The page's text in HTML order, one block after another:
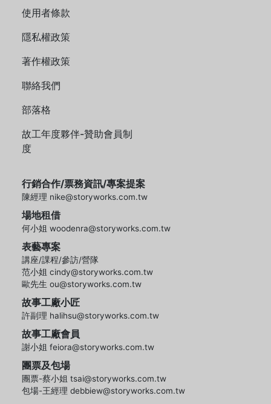
使用者條款
隱私權政策
著作權政策
聯絡我們
部落格
故工年度夥伴-贊助會員制
度
行銷合作/票務資訊/專案提案
陳經理 nike@storyworks.com.tw
場地租借
何小姐 woodenra@storyworks.com.tw
表藝專案
講座/課程/參訪/營隊
范小姐 cindy@storyworks.com.tw
歐先生 ou@storyworks.com.tw
故事工廠小匠
許副理 halihsu@storyworks.com.tw
故事工廠會員
謝小姐 feiora@storyworks.com.tw
團票及包場
團票-蔡小姐 tsai@storyworks.com.tw
包場-王經理 debbiew@storyworks.com.tw